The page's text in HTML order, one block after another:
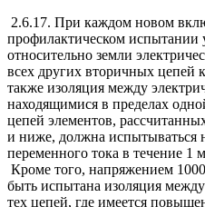
2.6.17. При каждом новом
профилактическом испытании
относительно земли
всех других вторичных цепей
также изоляция между
находящимися в пределах
цепей элементов,
и ниже, должна испытываться
переменного тока в течение 1
Кроме того, напряжением
быть испытана изоляция
тех цепей, где имеется